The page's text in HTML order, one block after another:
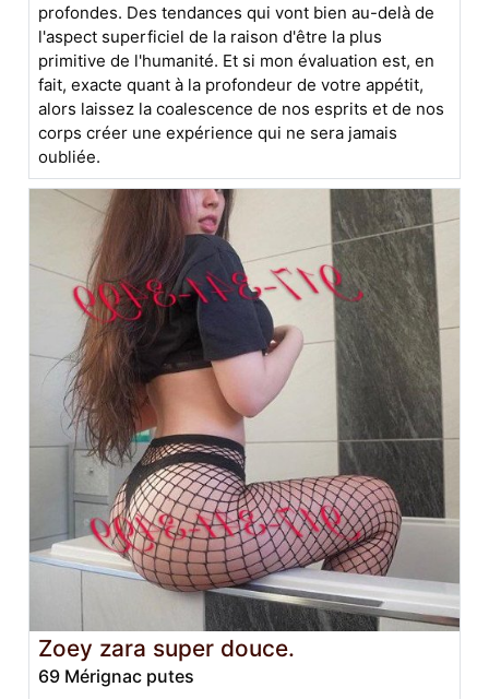
profondes. Des tendances qui vont bien au-delà de
l'aspect superficiel de la raison d'être la plus
primitive de l'humanité. Et si mon évaluation est, en
fait, exacte quant à la profondeur de votre appétit,
alors laissez la coalescence de nos esprits et de nos
corps créer une expérience qui ne sera jamais
oubliée.
Zoey zara super douce.
69 Mérignac putes